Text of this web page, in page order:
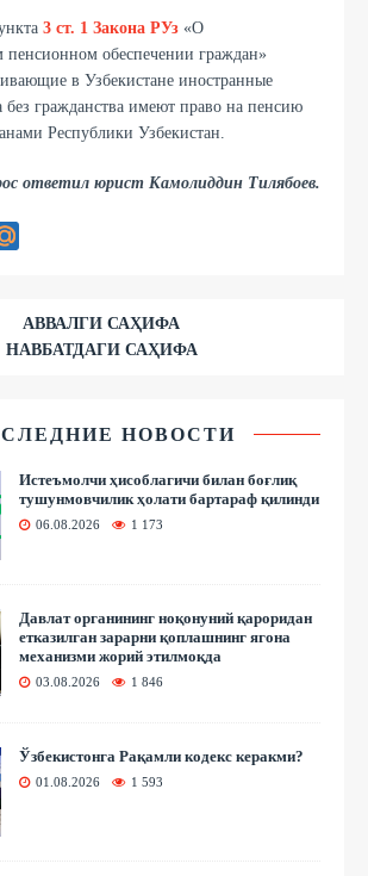
3 ст. 1 Закона РУз «О
пенсионном обеспечении граждан»
в Узбекистане иностранные
без гражданства имеют право на пенсию
Республики Узбекистан.
ответил юрист Камолиддин Тилябоев.
АВВАЛГИ САҲИФА
НАВБАТДАГИ САҲИФА
НОВОСТИ
Истеъмолчи ҳисоблагичи билан боғлиқ
тушунмовчилик ҳолати бартараф қилинди
06.08.2026 1 173
Давлат органининг ноқонуний қароридан
етказилган зарарни қоплашнинг ягона
механизми жорий этилмоқда
03.08.2026 1 846
Ўзбекистонга Рақамли кодекс керакми?
01.08.2026 1 593